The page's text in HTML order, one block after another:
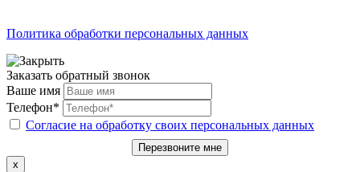
Политика обработки персональных данных
Заказать обратный звонок
Ваше имя
Телефон*
Согласие на обработку своих персональных данных
Перезвоните мне
x